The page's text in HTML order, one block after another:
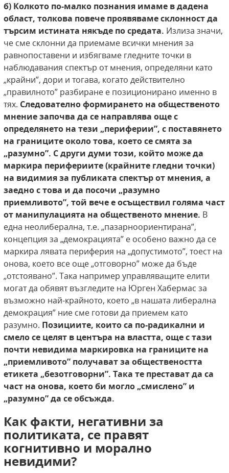
б) Колкото по-малко познания имаме в дадена
област, толкова повече проявяваме склонностда
търсим истината някъде по средата. Излиза значи,
че сме склонни да приемаме всички мнения за
равнопоставени и избягваме гледните точки в
наблюдавания спектър от мнения, определяни като
„крайни”, дори и тогава, когато действително
„правилното” разбиране е позиционирано именно в
тях. Следователно формирането на общественото
мнениезапочва да се направлява още с
определянето на тези „периферии”, с поставянето
на границитеоколо това, което се смята за
„разумно”. С други думи този, който може да
маркира перифериите (крайните гледни точки)
на видимия за публиката спектър от мнения, а
заедно с това и да посочи „разумно
приемливото”, той вече еосъществил голяма част
от манипулацията на общественото мнение. В
една неолиберална, т.е. „пазарноориентирана”,
концепция за „демокрацията” е особено важно да се
маркира лявата периферия на „допустимото”, тоест на
онова, което все още „отговорно” може да бъде
„отстоявано”. Така например управляващите елити
могат да обявят възгледите на Юрген Хабермас за
възможно най-крайното, което „в нашата либерална
демокрация” ние сме готови да приемем като
разумно. Позициите, които са по-радикални и
смело се целят в центъра на властта, още стази
почти невидима маркировка на границите на
„приемливото” получават за обществеността
етикета „безотговорни”. Така те преставатда са
част на онова, което би могло „смислено” и
„разумно” да се обсъжда.
Как факти, негативни за
политиката, се правят
когнитивно и морално
невидими?